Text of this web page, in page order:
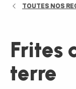
TOUTES NOS
Frites
terre